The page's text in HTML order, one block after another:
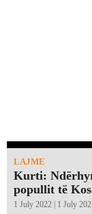
LAJME
Kurti:
popullit të
1 July 2022 | 1 July